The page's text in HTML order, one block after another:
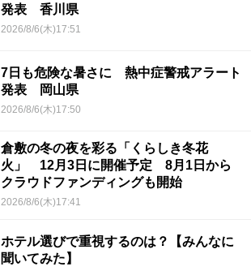
発表 香川県
2026/8/6(木)17:51
7日も危険な暑さに 熱中症警戒アラート
発表 岡山県
2026/8/6(木)17:50
倉敷の冬の夜を彩る「くらしき冬花
火」 12月3日に開催予定 8月1日から
クラウドファンディングも開始
2026/8/6(木)17:41
ホテル選びで重視するのは？【みんなに
聞いてみた】